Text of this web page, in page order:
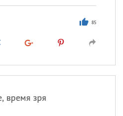
85
время зря
, Афанасий,Борис
происхождение